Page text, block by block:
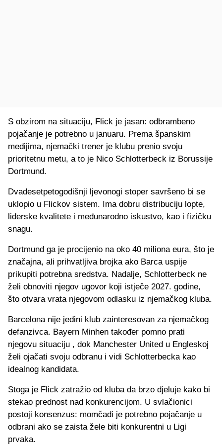
S obzirom na situaciju, Flick je jasan: odbrambeno
pojačanje je potrebno u januaru. Prema španskim
medijima, njemački trener je klubu prenio svoju
prioritetnu metu, a to je Nico Schlotterbeck iz Borussije
Dortmund.
Dvadesetpetogodišnji ljevonogi stoper savršeno bi se
uklopio u Flickov sistem. Ima dobru distribuciju lopte,
liderske kvalitete i međunarodno iskustvo, kao i fizičku
snagu.
Dortmund ga je procijenio na oko 40 miliona eura, što je
značajna, ali prihvatljiva brojka ako Barca uspije
prikupiti potrebna sredstva. Nadalje, Schlotterbeck ne
želi obnoviti njegov ugovor koji istječe 2027. godine,
što otvara vrata njegovom odlasku iz njemačkog kluba.
Barcelona nije jedini klub zainteresovan za njemačkog
defanzivca. Bayern Minhen također pomno prati
njegovu situaciju , dok Manchester United u Engleskoj
želi ojačati svoju odbranu i vidi Schlotterbecka kao
idealnog kandidata.
Stoga je Flick zatražio od kluba da brzo djeluje kako bi
stekao prednost nad konkurencijom. U svlačionici
postoji konsenzus: momčadi je potrebno pojačanje u
odbrani ako se zaista žele biti konkurentni u Ligi
prvaka.